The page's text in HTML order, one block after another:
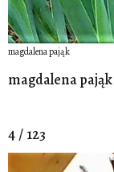
magdalena pająk
magdalena pająk
4 / 123